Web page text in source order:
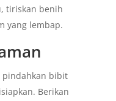
tiriskan benih
yang lembap.
pindahkan bibit
Berikan